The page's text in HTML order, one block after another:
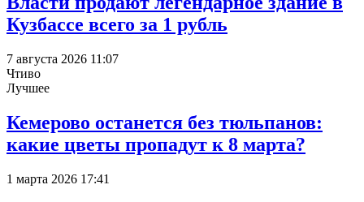
Кузбассе всего за 1 рубль
7 августа 2026 11:07
Чтиво
Лучшее
Кемерово останется без тюльпанов:
какие цветы пропадут к 8 марта?
1 марта 2026 17:41